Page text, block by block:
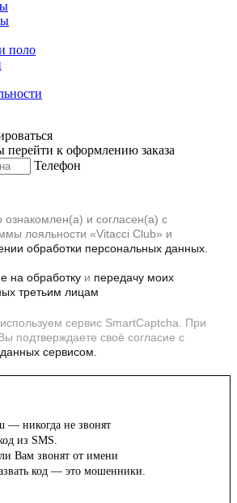
поло
перейти к оформлению заказа
Телефон
и согласен(а) с
лояльности «Vitacci Club» и
обработки персональных данных.
на обработку и передачу моих
третьим лицам
сервис SmartCaptcha. При
подтверждаете своё согласие с
сервисом.
— никогда не звонят
из SMS.
Вам звонят от имени
код — это мошенники.